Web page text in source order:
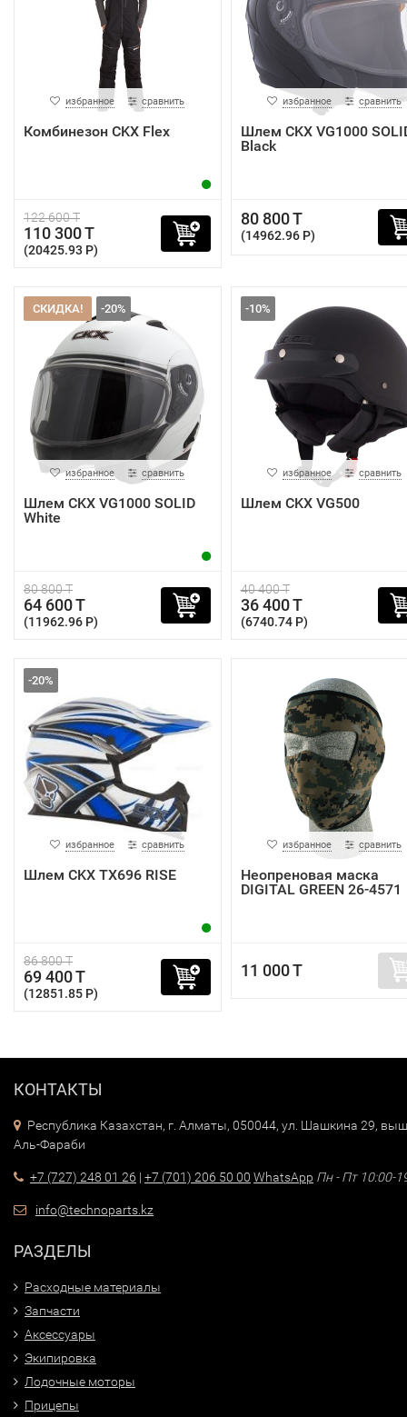
избранное сравнить
Комбинезон CKX Flex
122 600 T
110 300 T
(20425.93 P)
избранное сравнить
Шлем CKX VG1000
Black
80 800 T
(14962.96 P)
СКИДКА! -20%
избранное сравнить
Шлем CKX VG1000 SOLID
White
80 800 T
64 600 T
(11962.96 P)
-10%
избранное сравнить
Шлем CKX VG500
40 400 T
36 400 T
(6740.74 P)
-20%
избранное сравнить
Шлем CKX TX696 RISE
86 800 T
69 400 T
(12851.85 P)
избранное сравнить
Неопреновая маска
DIGITAL GREEN 26-4571
11 000 T
КОНТАКТЫ
Республика Казахстан, г. Алматы, 050044, ул. Шашкина 29,
Аль-Фараби
+7 (727) 248 01 26 | +7 (701) 206 50 00 WhatsApp Пн - Пт 10:00-
info@technoparts.kz
РАЗДЕЛЫ
Расходные материалы
Запчасти
Аксессуары
Экипировка
Лодочные моторы
Прицепы